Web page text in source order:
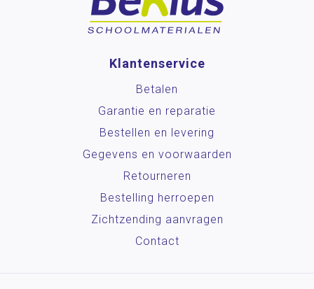
Klantenservice
Betalen
Garantie en reparatie
Bestellen en levering
Gegevens en voorwaarden
Retourneren
Bestelling herroepen
Zichtzending aanvragen
Contact